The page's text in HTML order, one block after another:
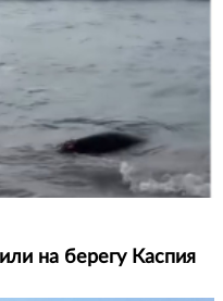
на берегу Каспия